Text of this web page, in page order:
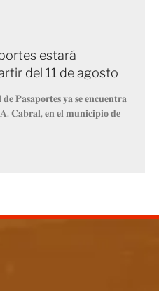
estará
del 11 de agosto
𝐏𝐚𝐬𝐚𝐩𝐨𝐫𝐭𝐞𝐬 𝐲𝐚 𝐬𝐞 𝐞𝐧𝐜𝐮𝐞𝐧𝐭𝐫𝐚
𝐂𝐚𝐛𝐫𝐚𝐥, 𝐞𝐧 𝐞𝐥 𝐦𝐮𝐧𝐢𝐜𝐢𝐩𝐢𝐨 𝐝𝐞